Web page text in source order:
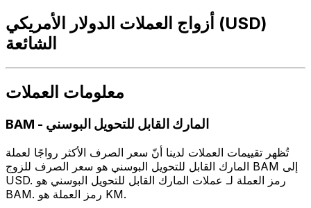
أزواج العملات الدولار الأمريكي (USD)
الشائعة
معلومات العملات
BAM - المارك القابل للتحويل البوسني
تُظهر تقييمات العملات لدينا أنّ سعر الصرف الأكثر رواجًا لعملة
المارك القابل للتحويل البوسني هو سعر الصرف للزوج BAM إلى
USD. رمز العملة لـ عملات المارك القابل للتحويل البوسني هو
BAM. رمز العملة هو KM.